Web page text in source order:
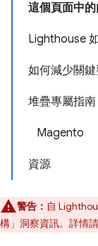
這個頁面中
Lighthouse
如何減少關
堆疊專屬指南
Magento
資源
警告： 自
構」 洞察資訊。詳情